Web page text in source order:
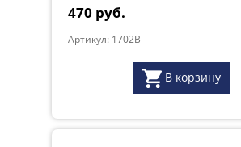
470 руб.
Артикул: 1702B
В корзину